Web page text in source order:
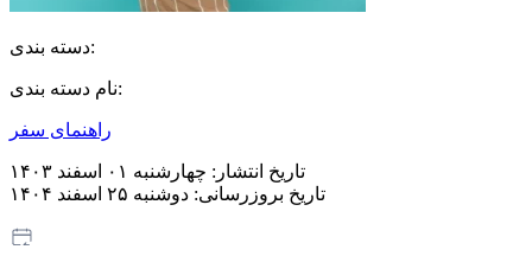
دسته بندی:
نام دسته بندی:
راهنمای سفر
تاریخ انتشار: چهارشنبه ۰۱ اسفند ۱۴۰۳
تاریخ بروزرسانی: دوشنبه ۲۵ اسفند ۱۴۰۴